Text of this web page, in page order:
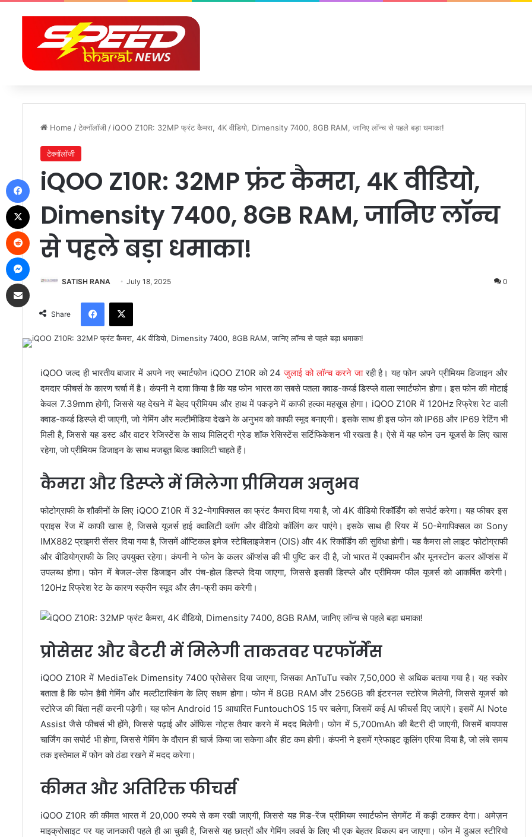
Home /टेक्नॉलॉजी / iQOO Z10R: 32MP फ्रंट कैमरा, 4K वीडियो, Dimensity 7400, 8GB RAM, जानिए लॉन्च से पहले बड़ा धमाका!
टेक्नॉलॉजी
iQOO Z10R: 32MP फ्रंट कैमरा, 4K वीडियो,
Dimensity 7400, 8GB RAM, जानिए लॉन्च
से पहले बड़ा धमाका!
SATISH RANA July 18, 2025 0
Share
Facebook
X
iQOO जल्द ही भारतीय बाजार में अपने नए स्मार्टफोन iQOO Z10R को 24जुलाई को लॉन्च करने जारही है। यह फोन अपने प्रीमियम डिजाइन और
दमदार फीचर्स के कारण चर्चा में है। कंपनी ने दावा किया है कि यह फोन भारत का सबसे पतला क्वाड-कर्व्ड डिस्प्ले वाला स्मार्टफोन होगा। इस फोन की मोटाई
केवल 7.39mm होगी, जिससे यह देखने में बेहद प्रीमियम और हाथ में पकड़ने में काफी हल्का महसूस होगा। iQOO Z10R में 120Hz रिफ्रेश रेट वाली
क्वाड-कर्व्ड डिस्प्ले दी जाएगी, जो गेमिंग और मल्टीमीडिया देखने के अनुभव को काफी स्मूद बनाएगी। इसके साथ ही इस फोन को IP68 और IP69 रेटिंग भी
मिली है, जिससे यह डस्ट और वाटर रेजिस्टेंस के साथ मिलिट्री ग्रेड शॉक रेसिस्टेंस सर्टिफिकेशन भी रखता है। ऐसे में यह फोन उन यूजर्स के लिए खास
रहेगा, जो प्रीमियम डिजाइन के साथ मजबूत बिल्ड क्वालिटी चाहते हैं।
कैमरा और डिस्प्ले में मिलेगा प्रीमियम अनुभव
फोटोग्राफी के शौकीनों के लिए iQOO Z10R में 32-मेगापिक्सल का फ्रंट कैमरा दिया गया है, जो 4K वीडियो रिकॉर्डिंग को सपोर्ट करेगा। यह फीचर इस
प्राइस रेंज में काफी खास है, जिससे यूजर्स हाई क्वालिटी व्लॉग और वीडियो कॉलिंग कर पाएंगे। इसके साथ ही रियर में 50-मेगापिक्सल का Sony
IMX882 प्राइमरी सेंसर दिया गया है, जिसमें ऑप्टिकल इमेज स्टेबिलाइजेशन (OIS) और 4K रिकॉर्डिंग की सुविधा होगी। यह कैमरा लो लाइट फोटोग्राफी
और वीडियोग्राफी के लिए उपयुक्त रहेगा। कंपनी ने फोन के कलर ऑप्शंस की भी पुष्टि कर दी है, जो भारत में एक्वामरीन और मूनस्टोन कलर ऑप्शंस में
उपलब्ध होगा। फोन में बेजल-लेस डिजाइन और पंच-होल डिस्प्ले दिया जाएगा, जिससे इसकी डिस्प्ले और प्रीमियम फील यूजर्स को आकर्षित करेगी।
120Hz रिफ्रेश रेट के कारण स्क्रीन स्मूद और लैग-फ्री काम करेगी।
प्रोसेसर और बैटरी में मिलेगी ताकतवर परफॉर्मेंस
iQOO Z10R में MediaTek Dimensity 7400 प्रोसेसर दिया जाएगा, जिसका AnTuTu स्कोर 7,50,000 से अधिक बताया गया है। यह स्कोर
बताता है कि फोन हैवी गेमिंग और मल्टीटास्किंग के लिए सक्षम होगा। फोन में 8GB RAM और 256GB की इंटरनल स्टोरेज मिलेगी, जिससे यूजर्स को
स्टोरेज की चिंता नहीं करनी पड़ेगी। यह फोन Android 15 आधारित FuntouchOS 15 पर चलेगा, जिसमें कई AI फीचर्स दिए जाएंगे। इसमें AI Note
Assist जैसे फीचर्स भी होंगे, जिससे पढ़ाई और ऑफिस नोट्स तैयार करने में मदद मिलेगी। फोन में 5,700mAh की बैटरी दी जाएगी, जिसमें बायपास
चार्जिंग का सपोर्ट भी होगा, जिससे गेमिंग के दौरान ही चार्ज किया जा सकेगा और हीट कम होगी। कंपनी ने इसमें ग्रेफाइट कूलिंग एरिया दिया है, जो लंबे समय
तक इस्तेमाल में फोन को ठंडा रखने में मदद करेगा।
कीमत और अतिरिक्त फीचर्स
iQOO Z10R की कीमत भारत में 20,000 रुपये से कम रखी जाएगी, जिससे यह मिड-रेंज प्रीमियम स्मार्टफोन सेगमेंट में कड़ी टक्कर देगा। अमेज़न
माइक्रोसाइट पर यह जानकारी पहले ही आ चुकी है, जिससे यह छात्रों और गेमिंग लवर्स के लिए भी एक बेहतर विकल्प बन जाएगा। फोन में डुअल स्टीरियो
Facebook
Messenger
Share via Email